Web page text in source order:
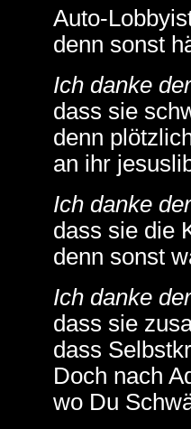
Auto-
denn sonst
Ich danke
dass sie
denn
an ihr
Ich danke
dass sie die
denn sonst
Ich danke
dass sie
dass
Doch nach
wo Du